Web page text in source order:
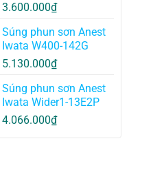
3.600.000₫
Súng phun sơn Anest
Iwata W400-142G
5.130.000₫
Súng phun sơn Anest
Iwata Wider1-13E2P
4.066.000₫